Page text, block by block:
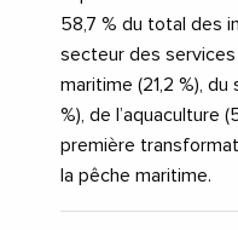
58,7 % du total des
secteur des services
maritime (21,2 %),
%), de l’aquaculture
première
la pêche maritime.